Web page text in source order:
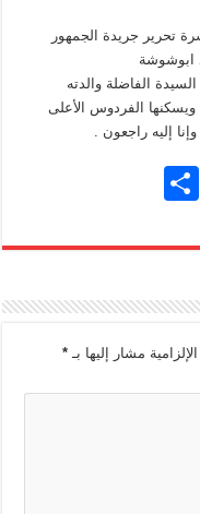
تحرير جريدة الجمهور
ابوشوشة
الفاضلة والدته
الفردوس الأعلى
إليه راجعون .
E
ar
مشار إليها بـ*